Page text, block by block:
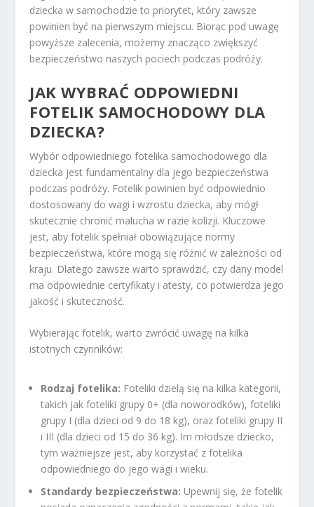
dziecka w samochodzie to priorytet, który zawsze
powinien być na pierwszym miejscu. Biorąc pod uwagę
powyższe zalecenia, możemy znacząco zwiększyć
bezpieczeństwo naszych pociech podczas podróży.
JAK WYBRAĆ ODPOWIEDNI
FOTELIK SAMOCHODOWY DLA
DZIECKA?
Wybór odpowiedniego fotelika samochodowego dla
dziecka jest fundamentalny dla jego bezpieczeństwa
podczas podróży. Fotelik powinien być odpowiednio
dostosowany do wagi i wzrostu dziecka, aby mógł
skutecznie chronić malucha w razie kolizji. Kluczowe
jest, aby fotelik spełniał obowiązujące normy
bezpieczeństwa, które mogą się różnić w zależności od
kraju. Dlatego zawsze warto sprawdzić, czy dany model
ma odpowiednie certyfikaty i atesty, co potwierdza jego
jakość i skuteczność.
Wybierając fotelik, warto zwrócić uwagę na kilka
istotnych czynników:
Rodzaj fotelika: Foteliki dzielą się na kilka kategorii,
takich jak foteliki grupy 0+ (dla noworodków), foteliki
grupy I (dla dzieci od 9 do 18 kg), oraz foteliki grupy II
i III (dla dzieci od 15 do 36 kg). Im młodsze dziecko,
tym ważniejsze jest, aby korzystać z fotelika
odpowiedniego do jego wagi i wieku.
Standardy bezpieczeństwa: Upewnij się, że fotelik